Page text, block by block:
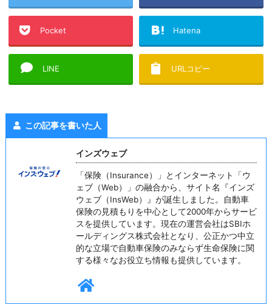
Pocket Hatena
LINE URLコピー
この記事を書いた人
インズウェブ
「保険（Insurance）」とインターネット「ウ
ェブ（Web）」の融合から、サイト名『インズ
ウェブ（InsWeb）』が誕生しました。自動車
保険の見積もりを中心として2000年からサービ
スを提供しています。現在の運営会社はSBIホ
ールディングス株式会社となり、公正かつ中立
的な立場で自動車保険のみならず生命保険に関
する様々なお役立ち情報も提供しています。